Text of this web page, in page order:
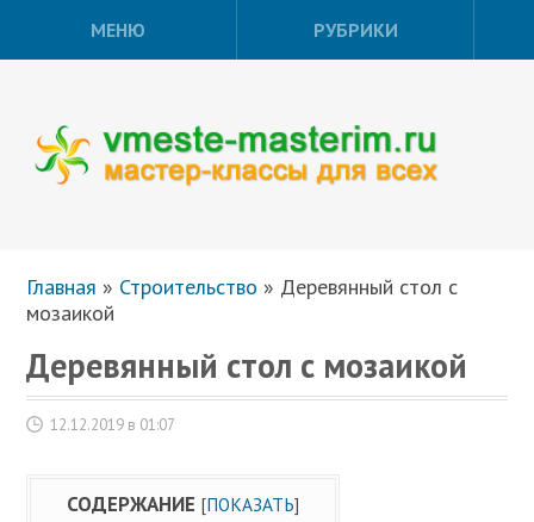
МЕНЮ РУБРИКИ
Главная » Строительство » Деревянный стол с
мозаикой
Деревянный стол с мозаикой
12.12.2019 в 01:07
СОДЕРЖАНИЕ [ПОКАЗАТЬ]